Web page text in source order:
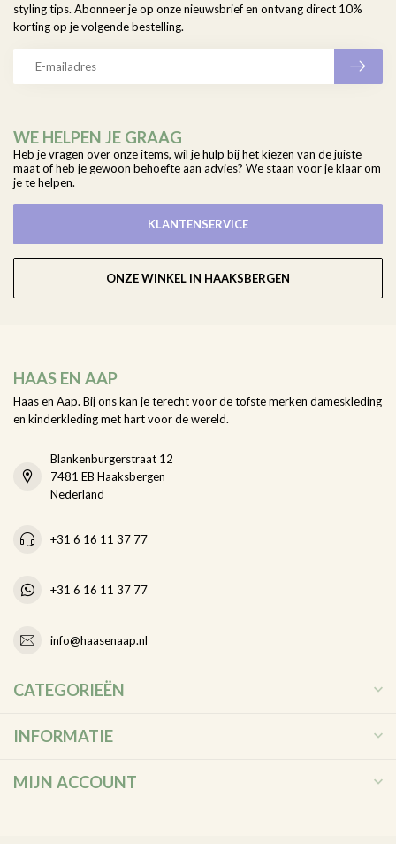
WE HELPEN JE GRAAG
Heb je vragen over onze items, wil je hulp bij het kiezen van de juiste
maat of heb je gewoon behoefte aan advies? We staan voor je klaar om
je te helpen.
KLANTENSERVICE
ONZE WINKEL IN HAAKSBERGEN
styling tips. Abonneer je op onze nieuwsbrief en ontvang direct 10%
korting op je volgende bestelling.
HAAS EN AAP
Haas en Aap. Bij ons kan je terecht voor de tofste merken dameskleding
en kinderkleding met hart voor de wereld.
Blankenburgerstraat 12
7481 EB Haaksbergen
Nederland
+31 6 16 11 37 77
+31 6 16 11 37 77
info@haasenaap.nl
CATEGORIEËN
INFORMATIE
MIJN ACCOUNT